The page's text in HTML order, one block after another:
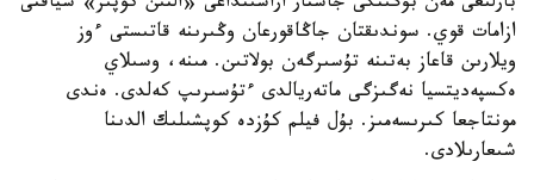
ازامات قوي. سوندىقتان جاڭاقورعان وڭىرىنە قاتىستى ءوز
ويلارىن قاعاز بەتىنە تۇسىرگەن بولاتىن. مىنە، وسىلاي
ەكسپەديتسيا نەگىزگى ماتەريالدى ءتۇسىرىپ كەلدى. ەندى
مونتاجعا كىرىسەمىز. بۇل فيلم كۇزدە كوپشىلىك الدىنا
شىعارىلادى.